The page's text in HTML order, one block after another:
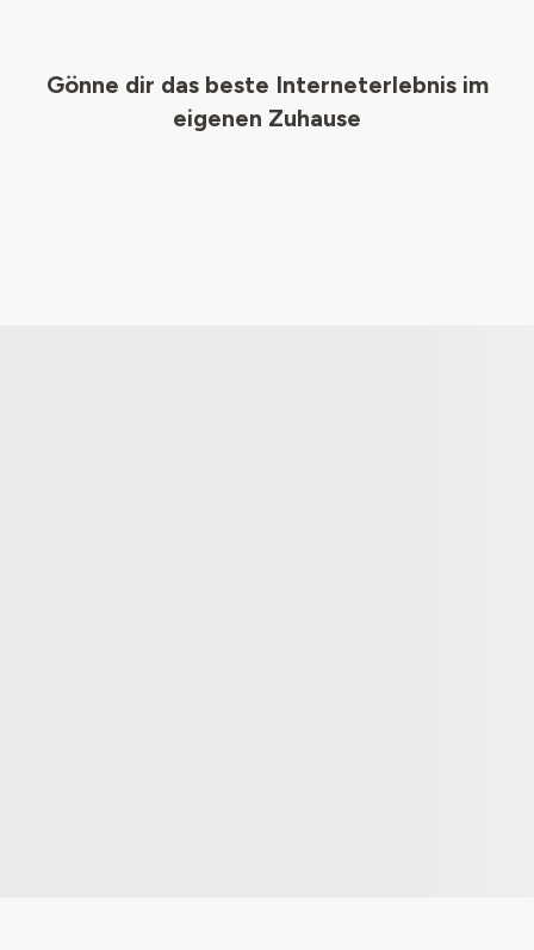
Gönne dir das beste Interneterlebnis im
eigenen Zuhause